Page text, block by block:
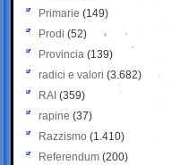
Primarie (149)
Prodi (52)
Provincia (139)
radici e valori (3.682)
RAI (359)
rapine (37)
Razzismo (1.410)
Referendum (200)